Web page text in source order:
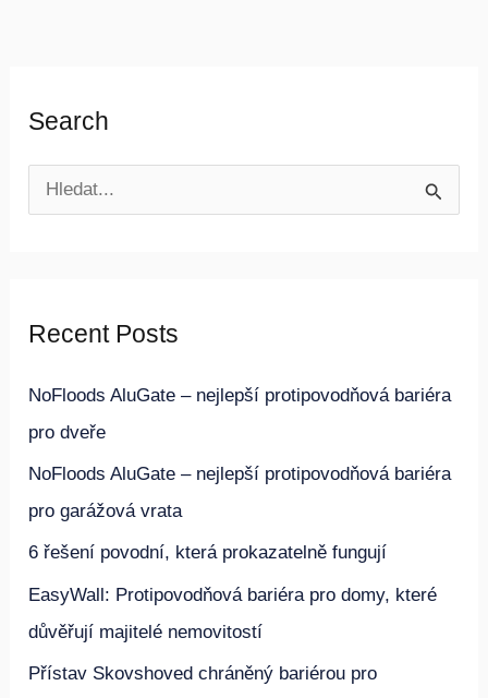
Search
e
:
Recent Posts
NoFloods AluGate – nejlepší protipovodňová bariéra
pro dveře
NoFloods AluGate – nejlepší protipovodňová bariéra
pro garážová vrata
6 řešení povodní, která prokazatelně fungují
EasyWall: Protipovodňová bariéra pro domy, které
důvěřují majitelé nemovitostí
Přístav Skovshoved chráněný bariérou pro